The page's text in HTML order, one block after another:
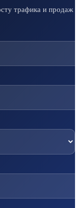
трафика и продаж